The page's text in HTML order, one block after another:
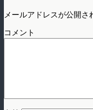
メールアドレスが公開さ
コメント